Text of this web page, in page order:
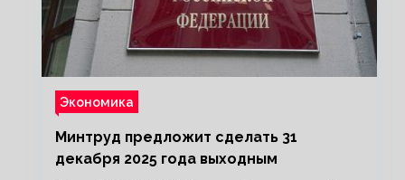
Экономика
Минтруд предложит сделать 31
декабря 2025 года выходным